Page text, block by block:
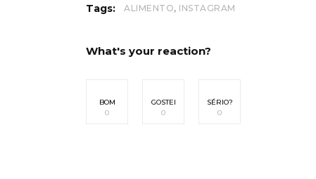
Tags: ALIMENTO, INSTAGRAM
What's your reaction?
BOM
0
GOSTEI
0
SÉRIO?
0